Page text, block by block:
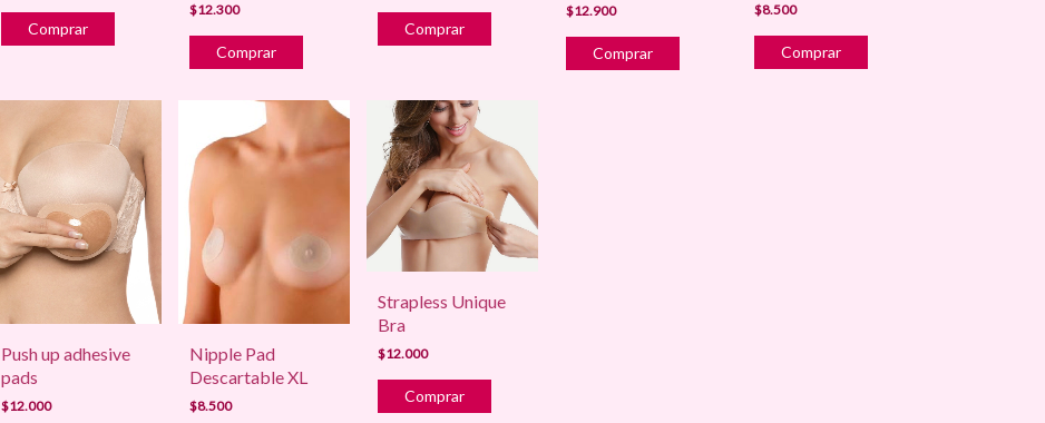
$12.300 $12.900
Comprar
$8.500
Push up adhesive
pads
$12.000
Nipple Pad
Descartable XL
$8.500
Strapless Unique
Bra
$12.000